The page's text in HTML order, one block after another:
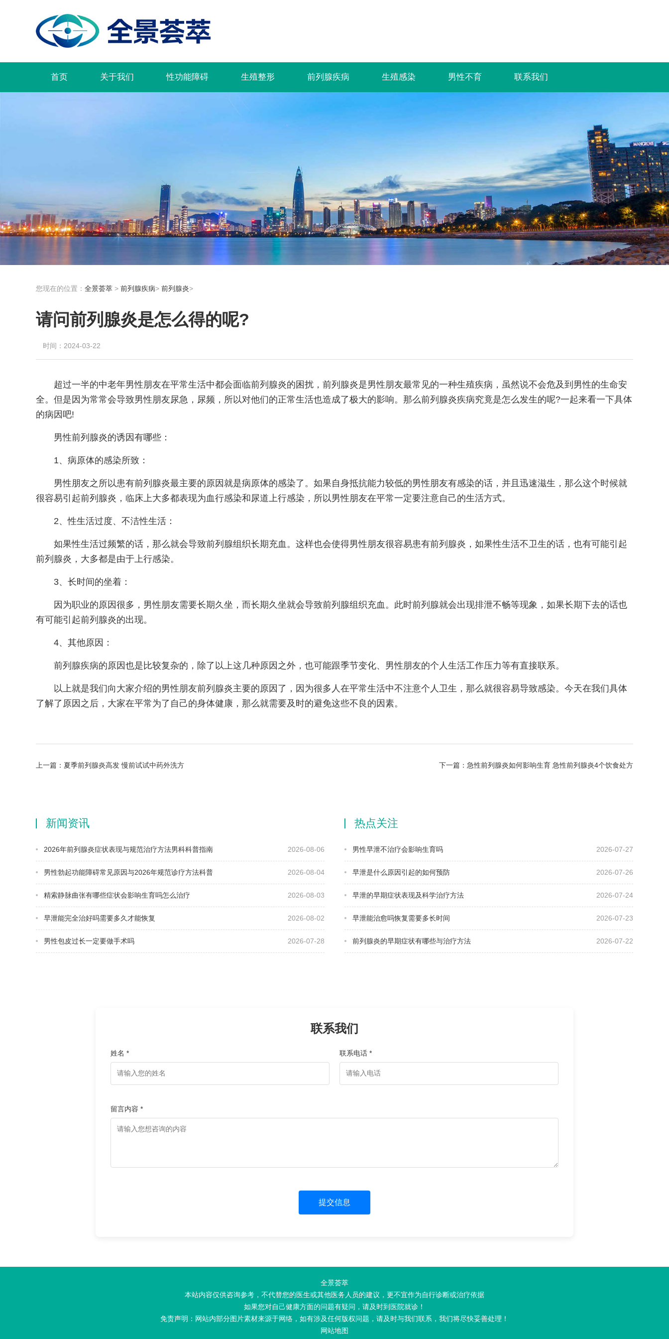
首页 关于我们 性功能障碍 生殖整形 前列腺疾病 生殖感染 男性不育 联系我们
您现在的位置： 全景荟萃 > 前列腺疾病> 前列腺炎>
请问前列腺炎是怎么得的呢?
时间：2024-03-22
超过一半的中老年男性朋友在平常生活中都会面临前列腺炎的困扰，前列腺炎是男性朋友最常见的一种生殖疾病，虽然说不会危及到男性的生命安
全。但是因为常常会导致男性朋友尿急，尿频，所以对他们的正常生活也造成了极大的影响。那么前列腺炎疾病究竟是怎么发生的呢?一起来看一下具体
的病因吧!
男性前列腺炎的诱因有哪些：
1、病原体的感染所致：
男性朋友之所以患有前列腺炎最主要的原因就是病原体的感染了。如果自身抵抗能力较低的男性朋友有感染的话，并且迅速滋生，那么这个时候就
很容易引起前列腺炎，临床上大多都表现为血行感染和尿道上行感染，所以男性朋友在平常一定要注意自己的生活方式。
2、性生活过度、不洁性生活：
如果性生活过频繁的话，那么就会导致前列腺组织长期充血。这样也会使得男性朋友很容易患有前列腺炎，如果性生活不卫生的话，也有可能引起
前列腺炎，大多都是由于上行感染。
3、长时间的坐着：
因为职业的原因很多，男性朋友需要长期久坐，而长期久坐就会导致前列腺组织充血。此时前列腺就会出现排泄不畅等现象，如果长期下去的话也
有可能引起前列腺炎的出现。
4、其他原因：
前列腺疾病的原因也是比较复杂的，除了以上这几种原因之外，也可能跟季节变化、男性朋友的个人生活工作压力等有直接联系。
以上就是我们向大家介绍的男性朋友前列腺炎主要的原因了，因为很多人在平常生活中不注意个人卫生，那么就很容易导致感染。今天在我们具体
了解了原因之后，大家在平常为了自己的身体健康，那么就需要及时的避免这些不良的因素。
上一篇： 夏季前列腺炎高发 慢前试试中药外洗方 下一篇： 急性前列腺炎如何影响生育 急性前列腺炎4个饮食处方
新闻资讯
2026年前列腺炎症状表现与规范治疗方法男科科普指南 2026-08-06
男性勃起功能障碍常见原因与2026年规范诊疗方法科普 2026-08-04
精索静脉曲张有哪些症状会影响生育吗怎么治疗 2026-08-03
早泄能完全治好吗需要多久才能恢复 2026-08-02
男性包皮过长一定要做手术吗 2026-07-28
热点关注
男性早泄不治疗会影响生育吗 2026-07-27
早泄是什么原因引起的如何预防 2026-07-26
早泄的早期症状表现及科学治疗方法 2026-07-24
早泄能治愈吗恢复需要多长时间 2026-07-23
前列腺炎的早期症状有哪些与治疗方法 2026-07-22
联系我们
姓名 * 联系电话 *
留言内容 *
提交信息
全景荟萃
本站内容仅供咨询参考，不代替您的医生或其他医务人员的建议，更不宜作为自行诊断或治疗依据
如果您对自己健康方面的问题有疑问，请及时到医院就诊！
免责声明：网站内部分图片素材来源于网络，如有涉及任何版权问题，请及时与我们联系，我们将尽快妥善处理！
网站地图